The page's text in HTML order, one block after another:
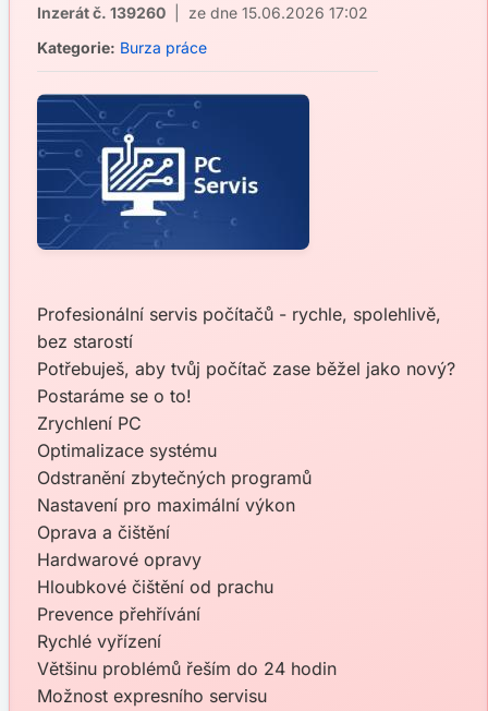
Inzerát č. 139260 | ze dne 15.06.2026 17:02
Kategorie: Burza práce
Profesionální servis počítačů - rychle, spolehlivě,
bez starostí
Potřebuješ, aby tvůj počítač zase běžel jako nový?
Postaráme se o to!
Zrychlení PC
Optimalizace systému
Odstranění zbytečných programů
Nastavení pro maximální výkon
Oprava a čištění
Hardwarové opravy
Hloubkové čištění od prachu
Prevence přehřívání
Rychlé vyřízení
Většinu problémů řeším do 24 hodin
Možnost expresního servisu